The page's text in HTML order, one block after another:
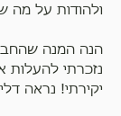
ולהודות על מה
הנה המנה
נזכרתי להעלות
יקירתי! נראה